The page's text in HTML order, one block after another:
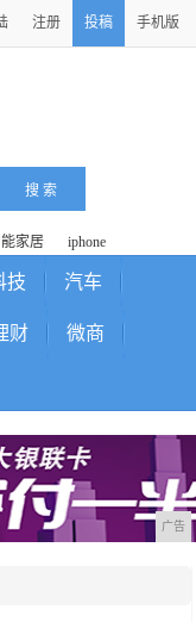
注册 投稿 手机版
家居 iphone
技 汽车
财 微商
广告